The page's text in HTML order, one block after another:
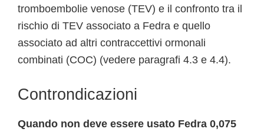
tromboembolie venose (TEV) e il confronto tra il
rischio di TEV associato a Fedra e quello
associato ad altri contraccettivi ormonali
combinati (COC) (vedere paragrafi 4.3 e 4.4).
Controndicazioni
Quando non deve essere usato Fedra 0,075